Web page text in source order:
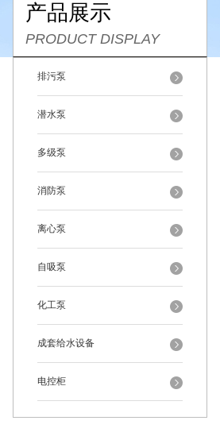
产品展示
PRODUCT DISPLAY
排污泵
潜水泵
多级泵
消防泵
离心泵
自吸泵
化工泵
成套给水设备
电控柜